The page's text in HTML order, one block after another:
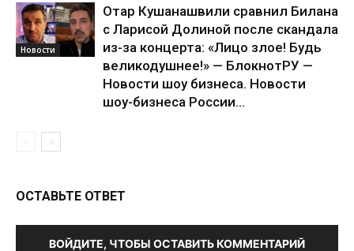
Новости
Отар Кушанашвили сравнил Билана
с Ларисой Долиной после скандала
из-за концерта: «Лицо злое! Будь
великодушнее!» — БлокнотРУ —
Новости шоу бизнеса. Новости
шоу-бизнеса России...
ОСТАВЬТЕ ОТВЕТ
ВОЙДИТЕ, ЧТОБЫ ОСТАВИТЬ КОММЕНТАРИЙ